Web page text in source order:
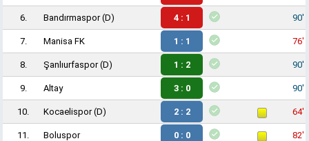
6. Bandırmaspor(D) 4 : 1 90'
7. Manisa FK 1 : 1 76'
8. Şanlıurfaspor(D) 1 : 2 90'
9. Altay 3 : 0 90'
10. Kocaelispor(D) 2 : 2 64'
11. Boluspor 0 : 0 82'